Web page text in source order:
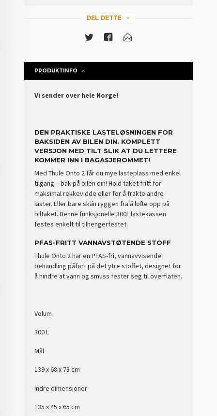
DEL DETTE
PRODUKTINFO
Vi sender over hele Norge!
DEN PRAKTISKE LASTELØSNINGEN FOR
BAKSIDEN AV BILEN DIN. KOMPLETT
VERSJON MED TILT SLIK AT DU LETTERE
KOMMER INN I BAGASJEROMMET!
Med Thule Onto 2 får du mye lasteplass med enkel
tilgang – bak på bilen din! Hold taket fritt for
maksimal rekkevidde eller for å frakte andre
laster. Eller bare skån ryggen fra å løfte opp på
biltaket. Denne funksjonelle 300L lastekassen
festes enkelt til tilhengerfestet.
PFAS-FRITT VANNAVSTØTENDE STOFF
Thule Onto 2 har en PFAS-fri, vannavvisende
behandling påført på det ytre stoffet, designet for
å hindre at vann og smuss fester seg til overflaten.
Volum
300 L
Mål
139 x 68 x 73 cm
Indre dimensjoner
135 x 45 x 65 cm